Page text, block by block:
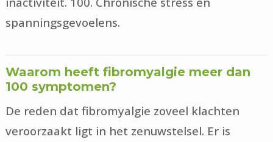
spanningsgevoelens.
Waarom heeft fibromyalgie meer dan
100 symptomen?
De reden dat fibromyalgie zoveel klachten
veroorzaakt ligt in het zenuwstelsel. Er is